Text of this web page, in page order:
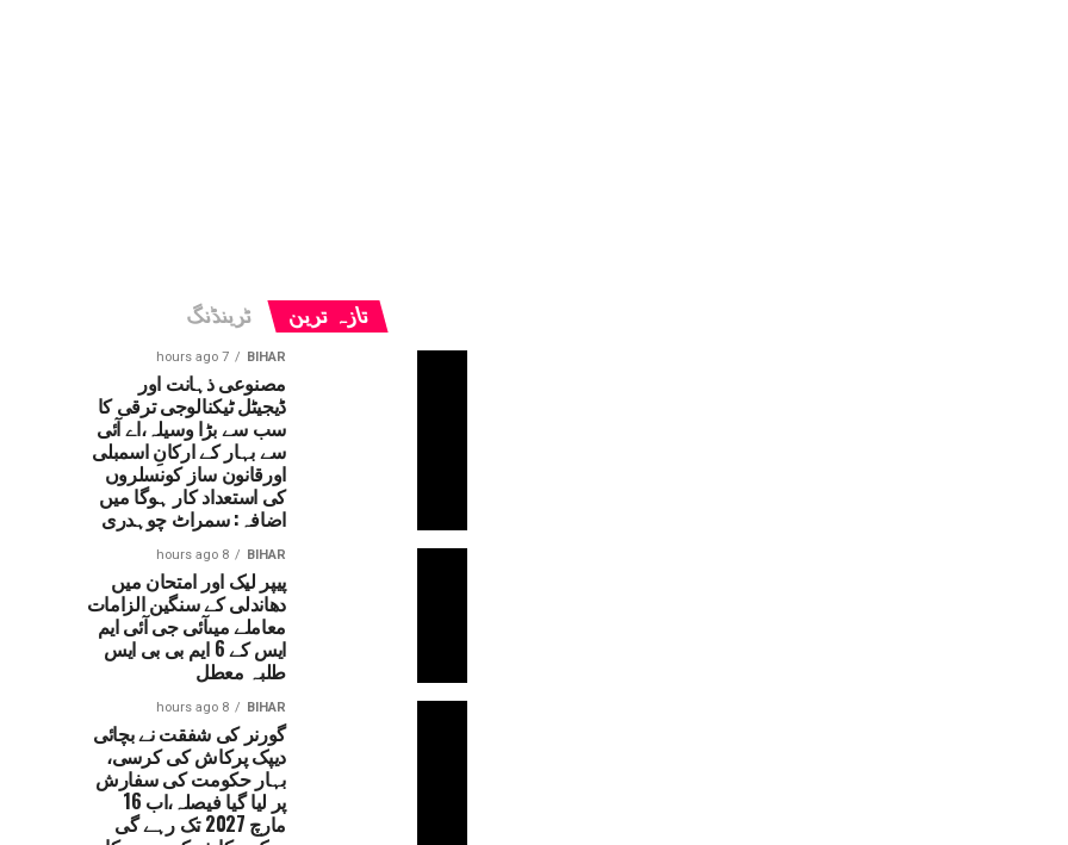
تازہ ترین ٹرینڈنگ
BIHAR
7 hours ago
مصنوعی ذہانت اور
ڈیجیٹل ٹیکنالوجی ترقی کا
سب سے بڑا وسیلہ،اے آئی
سے بہار کے ارکانِ اسمبلی
اورقانون ساز کونسلروں
کی استعداد کار ہوگا میں
اضافہ: سمراٹ چوہدری
BIHAR
8 hours ago
پیپر لیک اور امتحان میں
دھاندلی کے سنگین الزامات
معاملے میںآئی جی آئی ایم
ایس کے 6 ایم بی بی ایس
طلبہ معطل
BIHAR
8 hours ago
گورنر کی شفقت نے بچائی
دیپک پرکاش کی کرسی،
بہار حکومت کی سفارش
پر لیا گیا فیصلہ،اب 16
مارچ 2027 تک رہے گی